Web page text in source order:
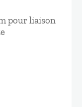
pour liaison